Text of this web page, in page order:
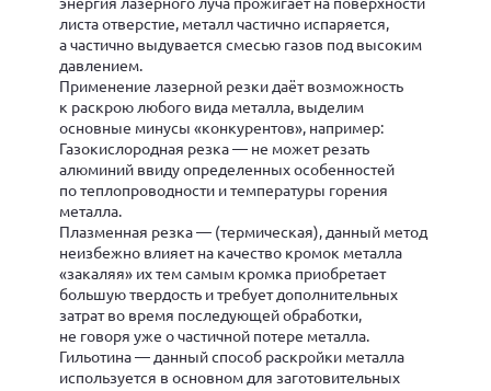
листа отверстие, металл частично испаряется,
а частично выдувается смесью газов под высоким
давлением.
Применение лазерной резки даёт возможность
к раскрою любого вида металла, выделим
основные минусы «конкурентов», например:
Газокислородная резка — не может резать
алюминий ввиду определенных особенностей
по теплопроводности и температуры горения
металла.
Плазменная резка — (термическая), данный метод
неизбежно влияет на качество кромок металла
«закаляя» их тем самым кромка приобретает
большую твердость и требует дополнительных
затрат во время последующей обработки,
не говоря уже о частичной потере металла.
Гильотина — данный способ раскройки металла
используется в основном для заготовительных